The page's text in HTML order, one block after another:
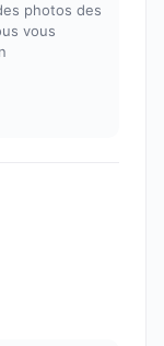
photos des
vous